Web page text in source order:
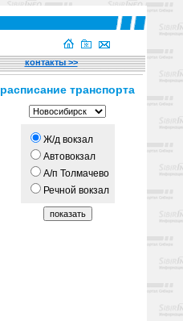
контакты >>
расписание транспорта
Ж/д вокзал
Автовокзал
А/п Толмачево
Речной вокзал